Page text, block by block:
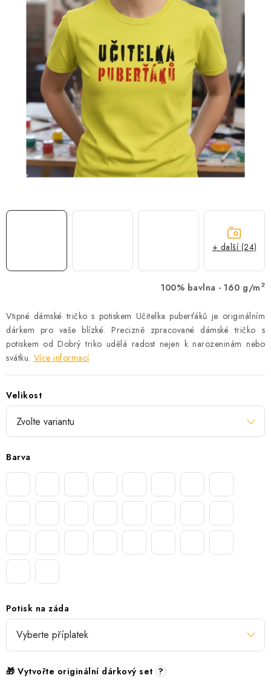
MÁM SRDCE POMÁHÁM
VÁNOCE
PROVIZNÍ SYSTÉM
O nás Časté otázky
Doprava a platba
Obchodní podmínky
Zásady zpracování ochrany osobních údajů
Napište nám
100% bavlna - 160 g/m 2
Vtipné dámské tričko s potiskem Učitelka puberťáků je originálním
dárkem pro vaše blízké. Precizně zpracované dámské tričko s
potiskem od Dobrý triko udělá radost nejen k narozeninám nebo
svátku. Více informací
Velikost
Barva
Potisk na záda
🎁 Vytvořte originální dárkový set ?
+ další (24)